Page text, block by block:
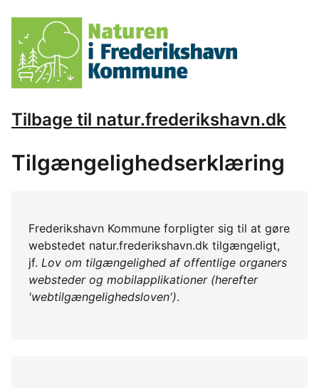
Tilbage til natur.frederikshavn.dk
Tilgængelighedserklæring
Frederikshavn Kommune forpligter sig til at gøre
webstedet natur.frederikshavn.dk tilgængeligt,
jf. Lov om tilgængelighed af offentlige organers
websteder og mobilapplikationer (herefter
'webtilgængelighedsloven').